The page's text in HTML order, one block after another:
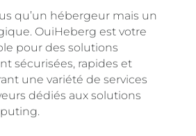
qu’un hébergeur mais un
OuiHeberg est votre
pour des solutions
sécurisées, rapides et
une variété de services
dédiés aux solutions